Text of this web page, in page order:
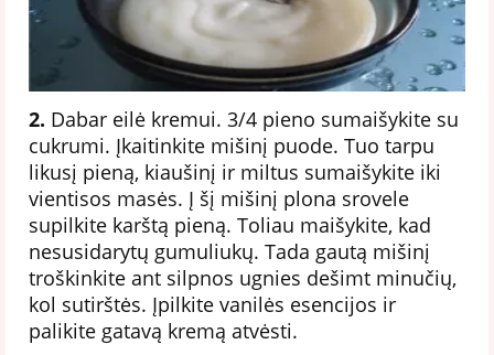
2. Dabar eilė kremui. 3/4 pieno sumaišykite su
cukrumi. Įkaitinkite mišinį puode. Tuo tarpu
likusį pieną, kiaušinį ir miltus sumaišykite iki
vientisos masės. Į šį mišinį plona srovele
supilkite karštą pieną. Toliau maišykite, kad
nesusidarytų gumuliukų. Tada gautą mišinį
troškinkite ant silpnos ugnies dešimt minučių,
kol sutirštės. Įpilkite vanilės esencijos ir
palikite gatavą kremą atvėsti.